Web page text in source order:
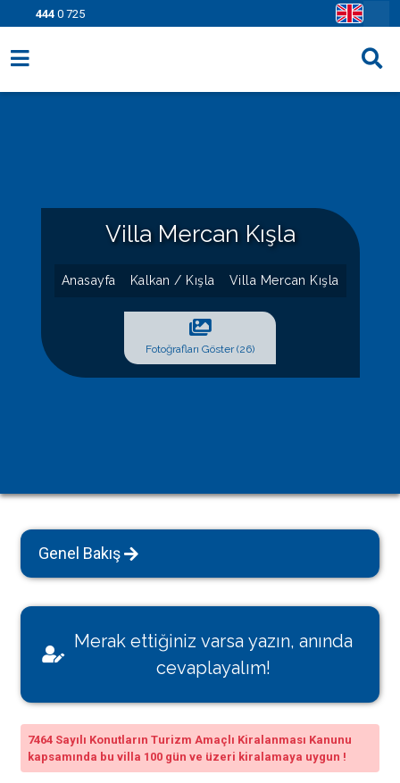
444 0 725
Villa Mercan Kışla
Anasayfa Kalkan / Kışla Villa Mercan Kışla
Fotoğrafları Göster (26)
Genel Bakış
Merak ettiğiniz varsa yazın, anında
cevaplayalım!
7464 Sayılı Konutların Turizm Amaçlı Kiralanması Kanunu
kapsamında bu villa 100 gün ve üzeri kiralamaya uygun !